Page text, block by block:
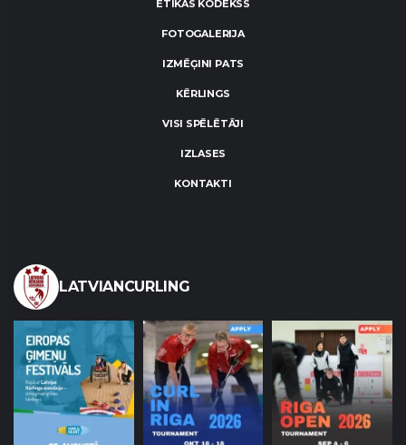
ĒTIKAS KODEKSS
FOTOGALERIJA
IZMĒĢINI PATS
KĒRLINGS
VISI SPĒLĒTĀJI
IZLASES
KONTAKTI
LATVIANCURLING